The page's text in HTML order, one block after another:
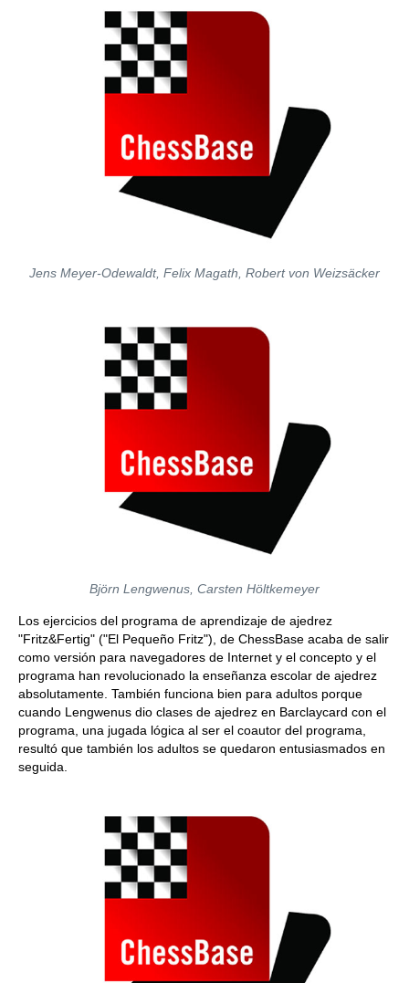
Jens Meyer-Odewaldt, Felix Magath, Robert von Weizsäcker
Björn Lengwenus, Carsten Höltkemeyer
Los ejercicios del programa de aprendizaje de ajedrez
"Fritz&Fertig" ("El Pequeño Fritz"), de ChessBase acaba de salir
como versión para navegadores de Internet y el concepto y el
programa han revolucionado la enseñanza escolar de ajedrez
absolutamente. También funciona bien para adultos porque
cuando Lengwenus dio clases de ajedrez en Barclaycard con el
programa, una jugada lógica al ser el coautor del programa,
resultó que también los adultos se quedaron entusiasmados en
seguida.